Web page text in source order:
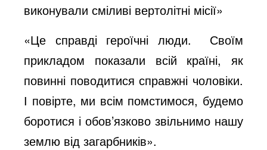
виконували сміливі вертолітні місії»
«Це справді героїчні люди. Своїм
прикладом показали всій країні, як
повинні поводитися справжні чоловіки.
І повірте, ми всім помстимося, будемо
боротися і обов’язково звільнимо нашу
землю від загарбників».